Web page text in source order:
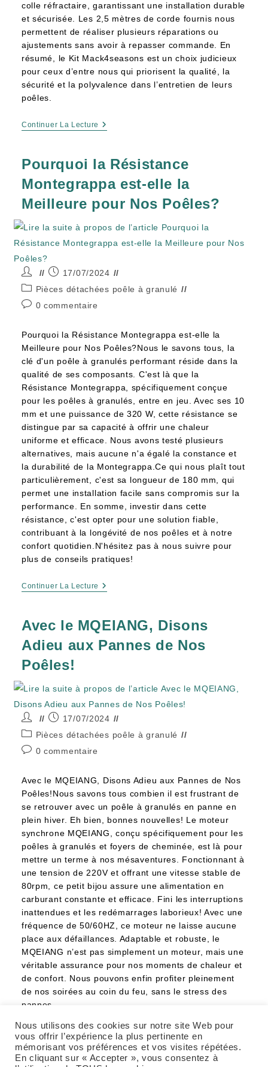
colle réfractaire, garantissant une installation durable
et sécurisée. Les 2,5 mètres de corde fournis nous
permettent de réaliser plusieurs réparations ou
ajustements sans avoir à repasser commande. En
résumé, le Kit Mack4seasons est un choix judicieux
pour ceux d’entre nous qui priorisent la qualité, la
sécurité et la polyvalence dans l’entretien de leurs
poêles.
Continuer La Lecture
Pourquoi la Résistance
Montegrappa est-elle la
Meilleure pour Nos Poêles?
17/07/2024
Pièces détachées poêle à granulé
0 commentaire
Pourquoi la Résistance Montegrappa est-elle la
Meilleure pour Nos Poêles?Nous le savons tous, la
clé d'un poêle à granulés performant réside dans la
qualité de ses composants. C'est là que la
Résistance Montegrappa, spécifiquement conçue
pour les poêles à granulés, entre en jeu. Avec ses 10
mm et une puissance de 320 W, cette résistance se
distingue par sa capacité à offrir une chaleur
uniforme et efficace. Nous avons testé plusieurs
alternatives, mais aucune n'a égalé la constance et
la durabilité de la Montegrappa.Ce qui nous plaît tout
particulièrement, c'est sa longueur de 180 mm, qui
permet une installation facile sans compromis sur la
performance. En somme, investir dans cette
résistance, c'est opter pour une solution fiable,
contribuant à la longévité de nos poêles et à notre
confort quotidien.N'hésitez pas à nous suivre pour
plus de conseils pratiques!
Continuer La Lecture
Avec le MQEIANG, Disons
Adieu aux Pannes de Nos
Poêles!
17/07/2024
Pièces détachées poêle à granulé
0 commentaire
Avec le MQEIANG, Disons Adieu aux Pannes de Nos
Poêles!Nous savons tous combien il est frustrant de
se retrouver avec un poêle à granulés en panne en
plein hiver. Eh bien, bonnes nouvelles! Le moteur
synchrone MQEIANG, conçu spécifiquement pour les
poêles à granulés et foyers de cheminée, est là pour
mettre un terme à nos mésaventures. Fonctionnant à
une tension de 220V et offrant une vitesse stable de
80rpm, ce petit bijou assure une alimentation en
carburant constante et efficace. Fini les interruptions
inattendues et les redémarrages laborieux! Avec une
fréquence de 50/60HZ, ce moteur ne laisse aucune
place aux défaillances. Adaptable et robuste, le
MQEIANG n’est pas simplement un moteur, mais une
véritable assurance pour nos moments de chaleur et
de confort. Nous pouvons enfin profiter pleinement
de nos soirées au coin du feu, sans le stress des
pannes.
Continuer La Lecture
Nous utilisons des cookies sur notre site Web pour
vous offrir l’expérience la plus pertinente en
mémorisant vos préférences et vos visites répétées.
En cliquant sur « Accepter », vous consentez à